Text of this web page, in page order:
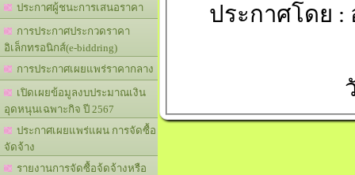
ประกาศผู้ชนะการเสนอราคา
การประกาศประกวดราคา
อิเล็กทรอนิกส์(e-biddring)
การประกาศเผยแพร่ราคากลาง
เปิดเผยข้อมูลงบประมาณเงิน
อุดหนุนเฉพาะกิจ ปี 2567
ประกาศเผยแพร่แผน การจัดซื้อ
จัดจ้าง
รายงานการจัดซื้อจ้ดจ้างหรือ
ประกาศโดย :